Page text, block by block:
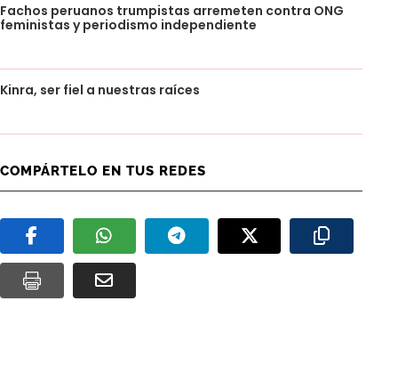
Fachos peruanos trumpistas arremeten contra ONG
feministas y periodismo independiente
Kinra, ser fiel a nuestras raíces
COMPÁRTELO EN TUS REDES